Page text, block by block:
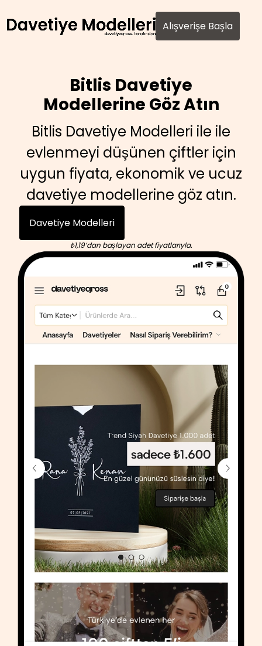
Alışverişe Başla
Bitlis Davetiye
Modellerine Göz Atın
Bitlis Davetiye Modelleri ile ile
evlenmeyi düşünen çiftler için
uygun fiyata, ekonomik ve ucuz
davetiye modellerine göz atın.
Davetiye Modelleri
₺1,19’dan başlayan adet fiyatlarıyla.